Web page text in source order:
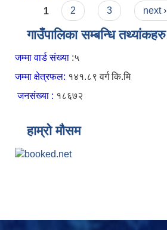
Pages
1 2 3 next ›
गाउँपालिका सम्बन्धि तथ्यांकहरु
जम्मा वार्ड संख्या :५
जम्मा क्षेत्रफल: १४१.८९ वर्ग कि.मि
जनसंख्या : १८६७२
हाम्रो मौसम